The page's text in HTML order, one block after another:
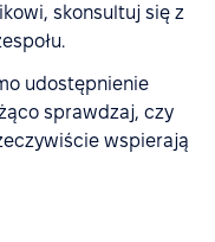
skonsultuj się z
udostępnienie
sprawdzaj, czy
wspierają